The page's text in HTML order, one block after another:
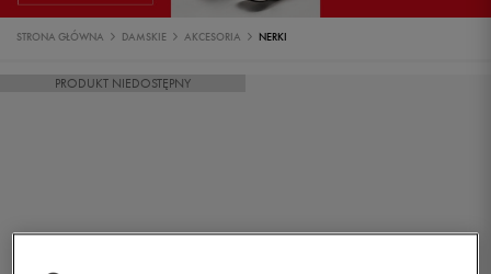
STRONA GŁÓWNA DAMSKIE AKCESORIA NERKI
PRODUKT NIEDOSTĘPNY